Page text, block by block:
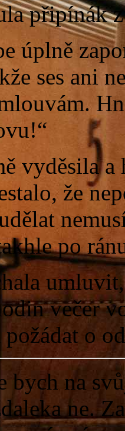
připínák
úplně
ses ani
vyděsila
že
po
večer
o
bych na
ne.